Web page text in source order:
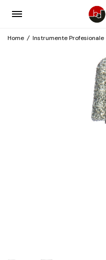
Home / Instrumente Profesionale